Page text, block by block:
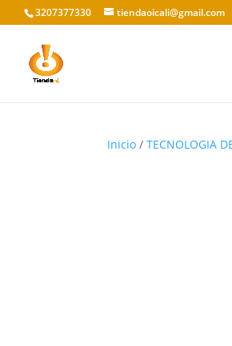
3207377330 tiendaoicali@gmail.com
Inicio /TECNOLOGIA